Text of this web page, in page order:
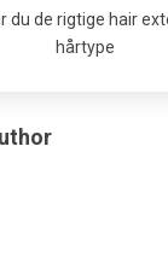
du de rigtige hair
hårtype